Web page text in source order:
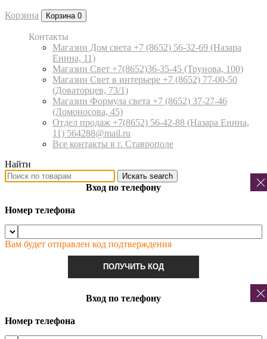
Корзина Корзина 0
Контакты
Магазин Дом света +7 (8652) 56-32-69 (Назара
Енина, 11)
Магазин Свет +7(8652)36-35-45 (Трунова, 100)
Магазин Свет в интерьере +7 (8652) 77-00-50
(Доваторцев, 73/1)
Магазин Формула света +7 (8652) 37-27-46
(Ломоносова, 45)
Отдел продаж +7(8652) 56-42-88 (Назара Енина,
11) 564288@mail.ru
Все контакты в г. Ставрополе
Найти
Искать search
Вход по телефону
Номер телефона
Вам будет отправлен код подтверждения
ПОЛУЧИТЬ КОД
Вход по телефону
Номер телефона